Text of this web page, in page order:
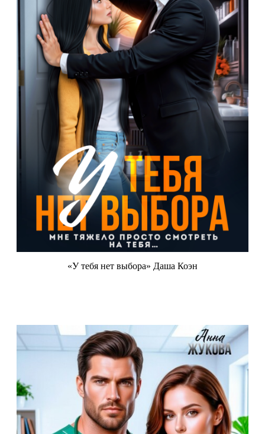
«У тебя нет выбора» Даша Коэн